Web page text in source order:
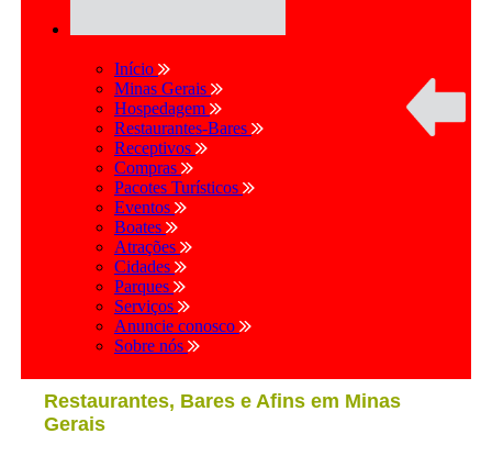
Início
Minas Gerais
Hospedagem
Restaurantes-Bares
Receptivos
Compras
Pacotes Turísticos
Eventos
Boates
Atrações
Cidades
Parques
Serviços
Anuncie conosco
Sobre nós
Restaurantes, Bares e Afins em Minas
Gerais